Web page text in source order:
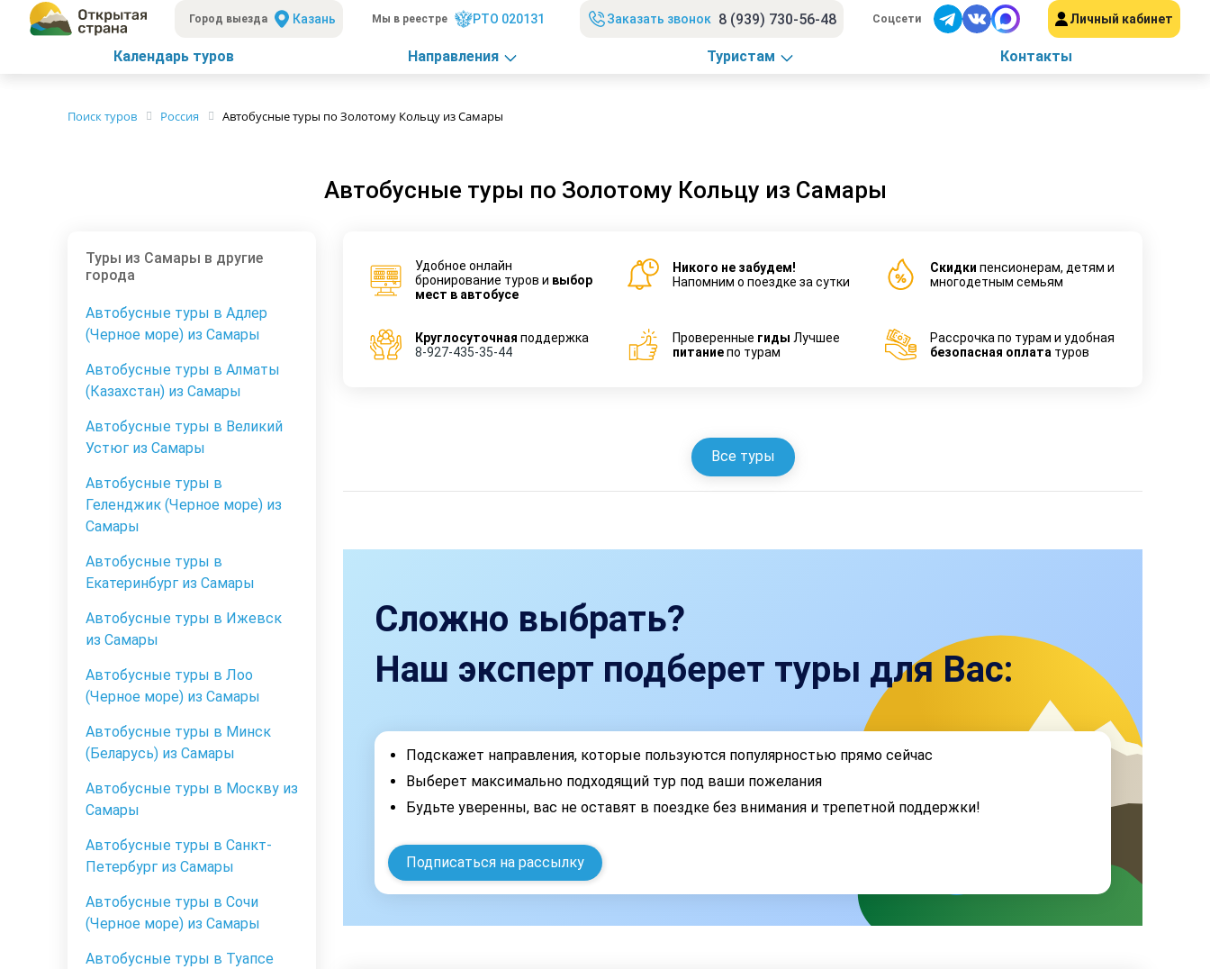
Город выезда Казань Мы в реестре РТО 020131 Заказать звонок 8 (939) 730-56-48 Соцсети Личный кабинет
Календарь туров Направления Туристам Контакты
Поиск туров Россия Автобусные туры по Золотому Кольцу из Самары
Автобусные туры по Золотому Кольцу из Самары
Туры из Самары в другие
города
Автобусные туры в Адлер
(Черное море) из Самары
Автобусные туры в Алматы
(Казахстан) из Самары
Автобусные туры в Великий
Устюг из Самары
Автобусные туры в
Геленджик (Черное море) из
Самары
Автобусные туры в
Екатеринбург из Самары
Автобусные туры в Ижевск
из Самары
Автобусные туры в Лоо
(Черное море) из Самары
Автобусные туры в Минск
(Беларусь) из Самары
Автобусные туры в Москву из
Самары
Автобусные туры в Санкт-
Петербург из Самары
Автобусные туры в Сочи
(Черное море) из Самары
Автобусные туры в Туапсе
Удобное онлайн
бронирование туров и выбор
мест в автобусе
Никого не забудем!
Напомним о поездке за сутки
Cкидки пенсионерам, детям и
многодетным семьям
Круглосуточная поддержка
8-927-435-35-44
Проверенные гиды Лучшее
питаниепо турам
Рассрочка по турам и удобная
безопасная оплата туров
Все туры
Сложно выбрать?
Наш эксперт подберет туры для Вас:
Подскажет направления, которые пользуются популярностью прямо сейчас
Выберет максимально подходящий тур под ваши пожелания
Будьте уверенны, вас не оставят в поездке без внимания и трепетной поддержки!
Подписаться на рассылку